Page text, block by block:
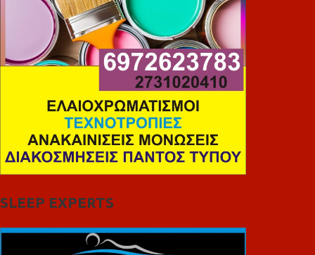
SLEEP EXPERTS